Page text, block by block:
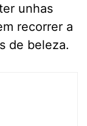
unhas
recorrer a
de beleza.